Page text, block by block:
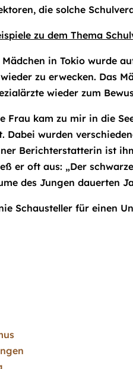
die solche
zu dem Thema
Mädchen in Tokio wurde
zu erwecken. Das
wieder zum
Frau kam zu mir in die
Dabei wurden
Berichterstatterin ist
er oft aus: „Der
des Jungen dauerten
Schausteller für einen